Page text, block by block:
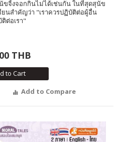
ขจิ้งจอกกินไม่ได้เช่นกัน ในที่สุดสุนัข
ยนสำคัญว่า "เราควรปฏิบัติต่อผู้อื่น
ต่อเรา"
THB
to Cart
Add to Compare